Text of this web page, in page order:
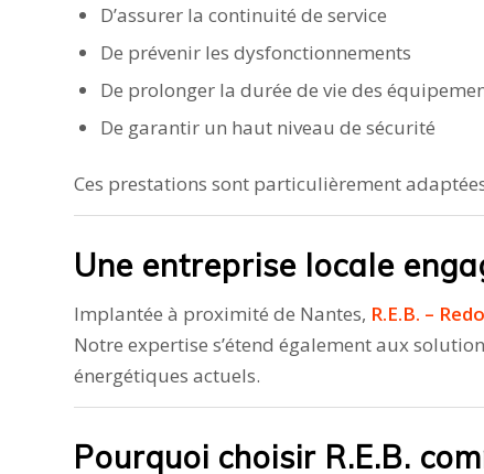
D’assurer la continuité de service
De prévenir les dysfonctionnements
De prolonger la durée de vie des
De garantir un haut niveau de sécurité
Ces prestations sont particulièrement
Une entreprise locale
Implantée à proximité de Nantes, R.E.B. –
Notre expertise s’étend également aux
énergétiques actuels.
Pourquoi choisir R.E.B.